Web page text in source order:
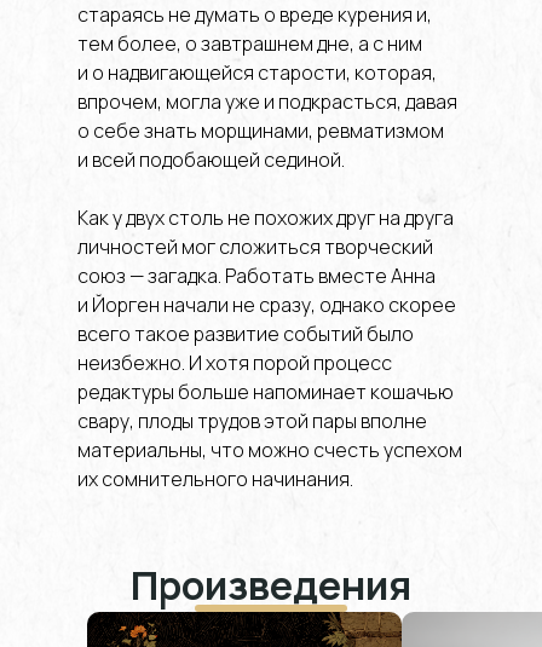
стараясь не думать о вреде курения и,
тем более, о завтрашнем дне, а с ним
и о надвигающейся старости, которая,
впрочем, могла уже и подкрасться, давая
о себе знать морщинами, ревматизмом
и всей подобающей сединой.
Как у двух столь не похожих друг на друга
личностей мог сложиться творческий
союз — загадка. Работать вместе Анна
и Йорген начали не сразу, однако скорее
всего такое развитие событий было
неизбежно. И хотя порой процесс
редактуры больше напоминает кошачью
свару, плоды трудов этой пары вполне
материальны, что можно счесть успехом
их сомнительного начинания.
Произведения